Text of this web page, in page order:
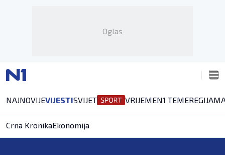
Oglas
NAJNOVIJEVIJESTISVIJET VRIJEMEN1 TEMEREGIJA
Crna KronikaEkonomija